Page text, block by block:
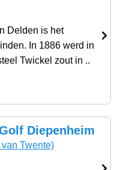
Delden is het
In 1886 werd in
Twickel zout in ..
Diepenheim
van Twente)